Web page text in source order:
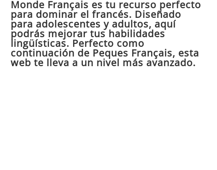
Monde Français es tu recurso perfecto
para dominar el francés. Diseñado
para adolescentes y adultos, aquí
podrás mejorar tus habilidades
lingüísticas. Perfecto como
continuación de Peques Français, esta
web te lleva a un nivel más avanzado.